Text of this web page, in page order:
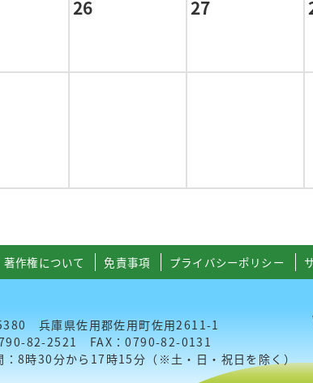
26 27
著作権について 免責事項 プライバシーポリシー
兵庫県佐用郡佐用町佐用2611-1
82-2521 FAX：0790-82-0131
：8時30分から17時15分（※土・日・祝日を除く）